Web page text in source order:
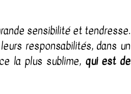
sensibilité et tendresse.
responsabilités, dans un
la plus sublime, qui est de